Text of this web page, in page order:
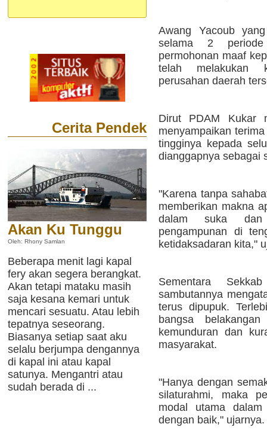
Cerita Pendek
Akan Ku Tunggu
Oleh: Rhony Samlan
Beberapa menit lagi kapal
fery akan segera berangkat.
Akan tetapi mataku masih
saja kesana kemari untuk
mencari sesuatu. Atau lebih
tepatnya seseorang.
Biasanya setiap saat aku
selalu berjumpa dengannya
di kapal ini atau kapal
satunya. Mengantri atau
sudah berada di ...
Awang Yacoub
selama 2 periode
permohonan maaf
telah melakukan
perusahan daerah
Dirut PDAM Kukar
menyampaikan
tingginya kepada
dianggapnya sebagai
"Karena tanpa
memberikan makna
dalam suka dan
pengampunan di
ketidaksadaran kita,"
Sementara
sambutannya
terus dipupuk.
bangsa
kemunduran dan
masyarakat.
"Hanya dengan
silaturahmi, maka
modal utama dalam
dengan baik," ujarnya.